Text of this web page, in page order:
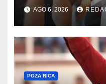
AGO 6, 2026
POZA RICA